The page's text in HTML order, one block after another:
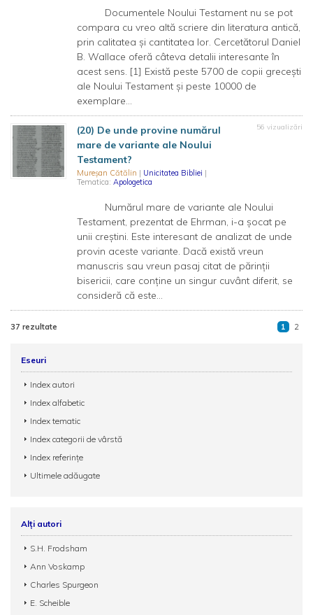
Documentele Noului Testament nu se pot
compara cu vreo altă scriere din literatura antică,
prin calitatea și cantitatea lor. Cercetătorul Daniel
B. Wallace oferă câteva detalii interesante în
acest sens. [1] Există peste 5700 de copii grecești
ale Noului Testament și peste 10000 de
exemplare...
(20) De unde provine numărul
mare de variante ale Noului
Testament?
Mureșan Cătălin | Unicitatea Bibliei |
Tematica: Apologetica
56 vizualizări
Numărul mare de variante ale Noului
Testament, prezentat de Ehrman, i-a șocat pe
unii creștini. Este interesant de analizat de unde
provin aceste variante. Dacă există vreun
manuscris sau vreun pasaj citat de părinții
bisericii, care conține un singur cuvânt diferit, se
consideră că este...
37 rezultate 1 2
Eseuri
Index autori
Index alfabetic
Index tematic
Index categorii de vârstă
Index referințe
Ultimele adăugate
Alți autori
S.H. Frodsham
Ann Voskamp
Charles Spurgeon
E. Scheible